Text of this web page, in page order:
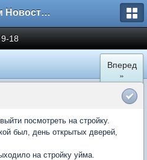
Форум Новостройки
18
Вперед
»
посмотреть на стройку.
был, день открытых дверей,
на стройку уйма.